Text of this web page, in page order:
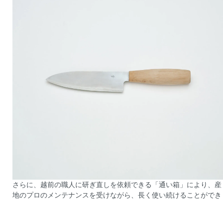
さらに、越前の職人に研ぎ直しを依頼できる「通い箱」により、産
地のプロのメンテナンスを受けながら、長く使い続けることができ